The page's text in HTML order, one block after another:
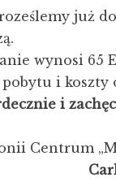
już
wynosi 65
pobytu i koszty
i
Centrum